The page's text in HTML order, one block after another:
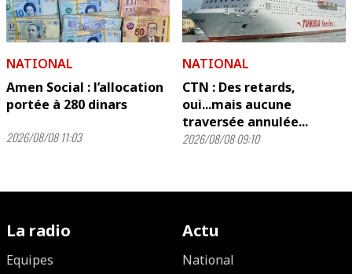
NATIONAL
Amen Social : l’allocation
portée à 280 dinars
2026/08/08 11:03
NATIONAL
CTN : Des retards,
oui...mais aucune
traversée annulée...
2026/08/08 09:10
La radio
Equipes
Actu
National